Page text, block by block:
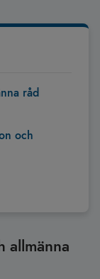
råd
och
allmänna